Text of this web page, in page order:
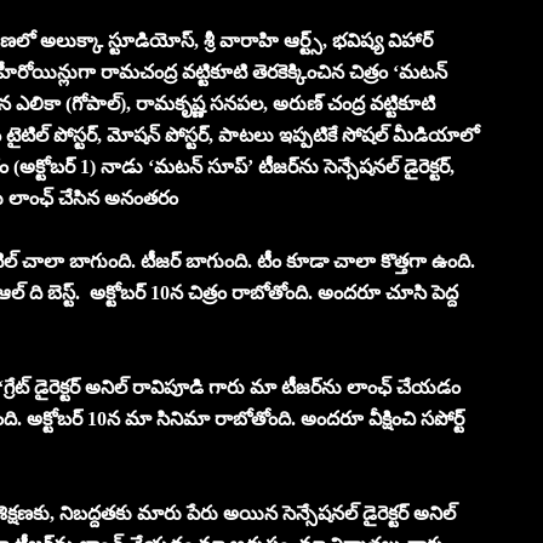
అలుక్కా స్టూడియోస్, శ్రీ వారాహి ఆర్ట్స్, భవిష్య విహార్
రామచంద్ర వట్టికూటి తెరకెక్కించిన చిత్రం ‘మటన్
ఎలికా (గోపాల్), రామకృష్ణ సనపల, అరుణ్ చంద్ర వట్టికూటి
టైటిల్‌ పోస్టర్‌, మోష‌న్ పోస్ట‌ర్‌, పాటలు ఇప్పటికే సోషల్ మీడియాలో
1) నాడు ‘మటన్ సూప్’ టీజర్‌ను సెన్సేషనల్ డైరెక్టర్,
చేసిన అనంతరం
చాలా బాగుంది. టీజర్ బాగుంది. టీం కూడా చాలా కొత్తగా ఉంది.
ది బెస్ట్. అక్టోబర్ 10న చిత్రం రాబోతోంది. అందరూ చూసి పెద్ద
డైరెక్టర్ అనిల్ రావిపూడి గారు మా టీజర్‌ను లాంఛ్ చేయడం
అక్టోబర్ 10న మా సినిమా రాబోతోంది. అందరూ వీక్షించి సపోర్ట్
నిబద్దతకు మారు పేరు అయిన సెన్సేషనల్ డైరెక్టర్ అనిల్